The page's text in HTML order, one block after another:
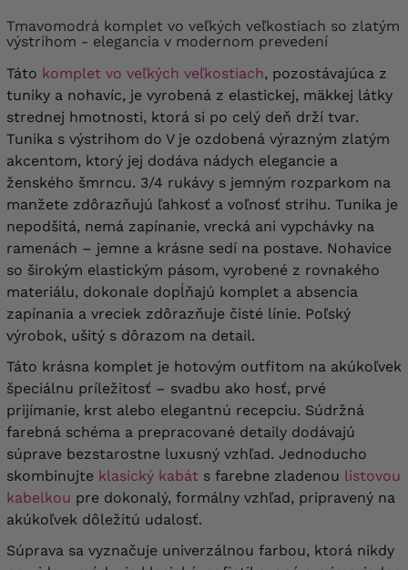
obvod bedra
142 cm , dĺžka 103 cm
, stav
vpredu aj vzadu 30/34 cm, obvod stehna
78 cm, obvod členka 46 cm
56
obvod hrudníka 144 cm, obvod bedra
156 cm
, dĺžka rukáva
58 cm, bicepsy 50 cm, obvod pása
96-146 cm, obvod bedra 146 cm, dĺžka
, stav vpredu aj vzadu 32/36 cm
obvod stehien
80 cm, obvod členka
58
obvod hrudníka 148 cm, obvod bedra
160 cm, dĺžka 90/98 cm, dĺžka rukáva
58 cm
, bicepsy
, obvod pása
98-150 cm, obvod bedra 150 cm, dĺžka
103 cm, stav vpredu a vzadu 33/38 cm,
obvod stehna
82 cm
60
obvod hrudníka 152 cm , obvod bedra
164 cm, dĺžka 92/100 cm
100-154 cm, obvod bedra 154 cm, dĺžka
103 cm
, stav vpredu aj vzadu 34/38 cm
obvod stehien 84 cm, obvod členka
62
obvod hrudníka 156 cm, obvod bedra
168 cm , dĺžka 92/101 cm , dĺžka rukáva
58 cm , bicepsy 58 cm
, obvod pása
108-158 cm, obvod bedra 158 cm, dĺžka
103 cm , stav vpredu aj vzadu 35/40 cm,
obvod stehien
obvod hrudníka 160 cm, obvod bedra
Tmavomodrá komplet vo veľkých veľkostiach so zlatým
výstrihom - elegancia v modernom prevedení
Táto komplet vo veľkých veľkostiach, pozostávajúca z
tuniky a nohavíc, je vyrobená z elastickej, mäkkej látky
strednej hmotnosti, ktorá si po celý deň drží tvar.
Tunika s výstrihom do V je ozdobená výrazným zlatým
akcentom, ktorý jej dodáva nádych elegancie a
ženského šmrncu. 3/4 rukávy s jemným rozparkom na
manžete zdôrazňujú ľahkosť a voľnosť strihu. Tunika je
nepodšitá, nemá zapínanie, vrecká ani vypchávky na
ramenách – jemne a krásne sedí na postave. Nohavice
so širokým elastickým pásom, vyrobené z rovnakého
materiálu, dokonale dopĺňajú komplet a absencia
zapínania a vreciek zdôrazňuje čisté línie. Poľský
výrobok, ušitý s dôrazom na detail.
Táto krásna komplet je hotovým outfitom na akúkoľvek
špeciálnu príležitosť – svadbu ako hosť, prvé
prijímanie, krst alebo elegantnú recepciu. Súdržná
farebná schéma a prepracované detaily dodávajú
súprave bezstarostne luxusný vzhľad. Jednoducho
skombinujte klasický kabát s farebne zladenou listovou
kabelkou pre dokonalý, formálny vzhľad, pripravený na
akúkoľvek dôležitú udalosť.
Súprava sa vyznačuje univerzálnou farbou, ktorá nikdy